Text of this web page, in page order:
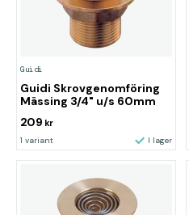
Guidi
Guidi Skrovgenomföring
Mässing 3/4" u/s 60mm
209 kr
1 variant I lager